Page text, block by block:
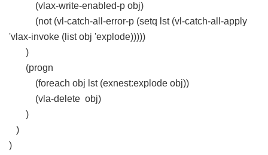
(vlax-write-enabled-p obj)
(not (vl-catch-all-error-p (setq lst (vl-catch-all-apply
'vlax-invoke (list obj 'explode)))))
)
(progn
(foreach obj lst (exnest:explode obj))
(vla-delete obj)
)
)
)